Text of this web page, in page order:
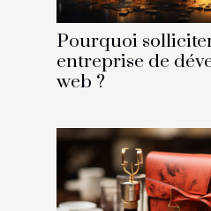
Pourquoi
entreprise de
web ?